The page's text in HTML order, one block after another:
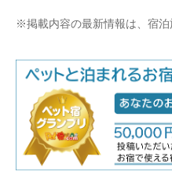
※掲載内容の最新情報は、宿